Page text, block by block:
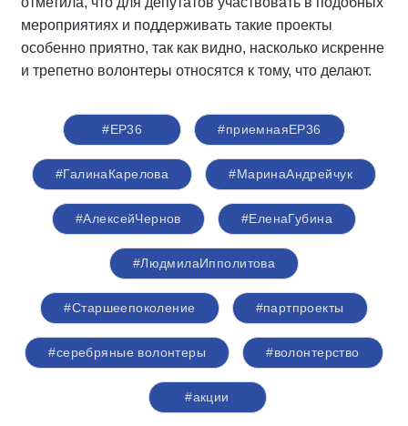
мероприятиях и поддерживать такие проекты
особенно приятно, так как видно, насколько искренне
и трепетно волонтеры относятся к тому, что делают.
#ЕР36 #приемнаяЕР36
#ГалинаКарелова #МаринаАндрейчук
#АлексейЧернов #ЕленаГубина
#ЛюдмилаИпполитова
#Старшеепоколение #партпроекты
#серебряные волонтеры #волонтерство
#акции